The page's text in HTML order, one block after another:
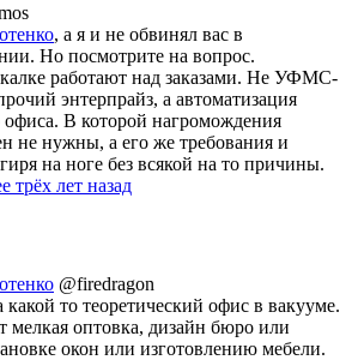
, а я и не обвинял вас в
Но посмотрите на вопрос.
работают над заказами. Не УФМС-
энтерпрайз, а автоматизация
офиса. В которой нагромождения
не нужны, а его же требования и
на ноге без всякой на то причины.
трёх лет назад
@firedragon
какой то теоретический офис в вакууме.
мелкая оптовка, дизайн бюро или
окон или изготовлению мебели.